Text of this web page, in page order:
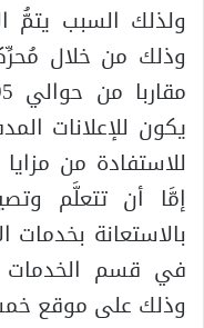
ولذلك السبب يتمُّ
وذلك من خلال
يكون للإعلانات
للاستفادة من
إمَّا أن تتعلَّم
بالاستعانة بخدمات
في قسم الخدمات
وذلك على موقع